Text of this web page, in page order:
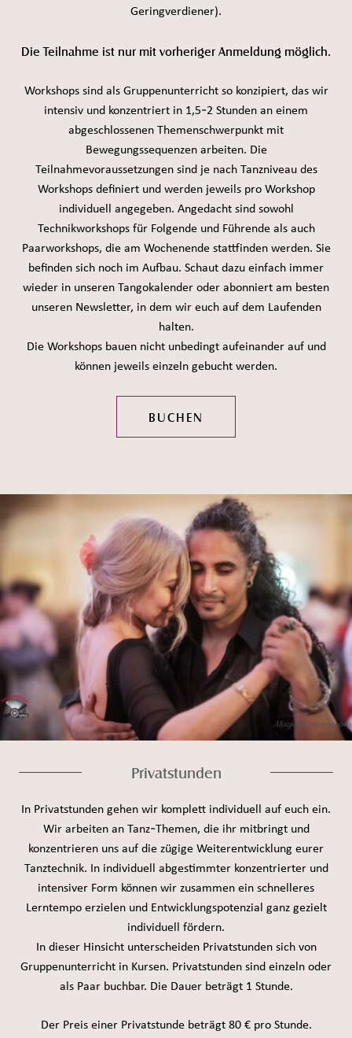
Geringverdiener).
Die Teilnahme ist nur mit vorheriger Anmeldung möglich.
Workshops sind als Gruppenunterricht so konzipiert, das wir
intensiv und konzentriert in 1,5-2 Stunden an einem
abgeschlossenen Themenschwerpunkt mit
Bewegungssequenzen arbeiten. Die
Teilnahmevoraussetzungen sind je nach Tanzniveau des
Workshops definiert und werden jeweils pro Workshop
individuell angegeben. Angedacht sind sowohl
Technikworkshops für Folgende und Führende als auch
Paarworkshops, die am Wochenende stattfinden werden. Sie
befinden sich noch im Aufbau. Schaut dazu einfach immer
wieder in unseren Tangokalender oder abonniert am besten
unseren Newsletter, in dem wir euch auf dem Laufenden
halten.
Die Workshops bauen nicht unbedingt aufeinander auf und
können jeweils einzeln gebucht werden.
BUCHEN
Privatstunden
In Privatstunden gehen wir komplett individuell auf euch ein.
Wir arbeiten an Tanz-Themen, die ihr mitbringt und
konzentrieren uns auf die zügige Weiterentwicklung eurer
Tanztechnik. In individuell abgestimmter konzentrierter und
intensiver Form können wir zusammen ein schnelleres
Lerntempo erzielen und Entwicklungspotenzial ganz gezielt
individuell fördern.
In dieser Hinsicht unterscheiden Privatstunden sich von
Gruppenunterricht in Kursen. Privatstunden sind einzeln oder
als Paar buchbar. Die Dauer beträgt 1 Stunde.
Der Preis einer Privatstunde beträgt 80 € pro Stunde.